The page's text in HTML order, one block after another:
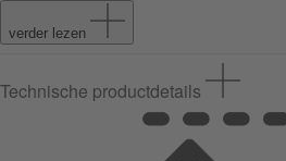
verder lezen
Technische productdetails